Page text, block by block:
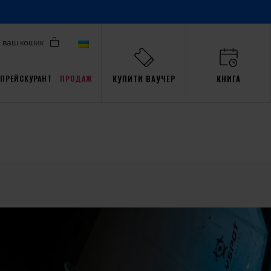
ваш кошик
ПРЕЙСКУРАНТ ПРОДАЖ КУПИТИ ВАУЧЕР КНИГА